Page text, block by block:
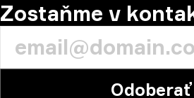
Zostaňme v
Odoberať